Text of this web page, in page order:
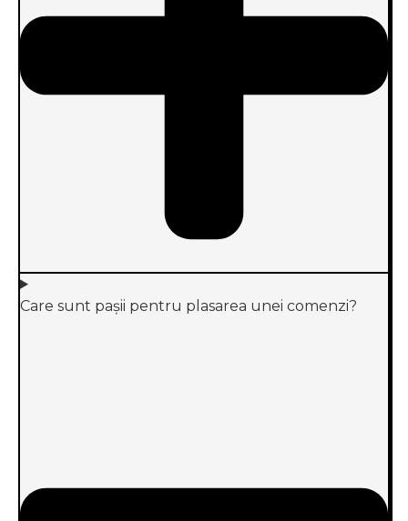
Care sunt pașii pentru plasarea unei comenzi?